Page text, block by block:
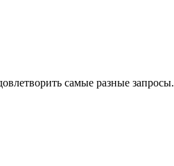
самые разные запросы.